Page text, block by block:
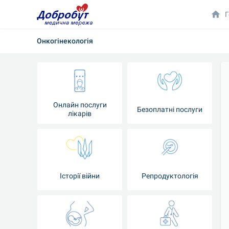
Онкогінекологія
Онлайн послуги
лікарів
Безоплатні послуги
Історії війни Репродуктологія